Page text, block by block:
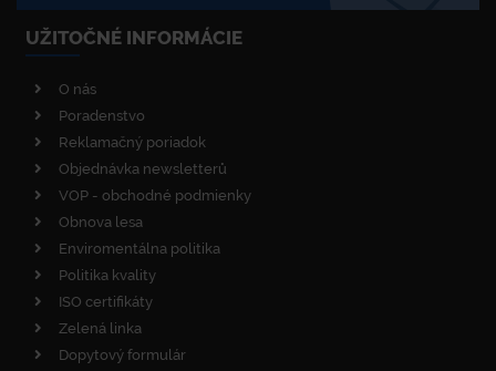
UŽITOČNÉ INFORMÁCIE
O nás
Poradenstvo
Reklamačný poriadok
Objednávka newsletterů
VOP - obchodné podmienky
Obnova lesa
Enviromentálna politika
Politika kvality
ISO certifikáty
Zelená linka
Dopytový formulár